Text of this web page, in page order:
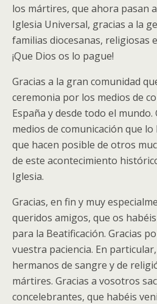
los mártires, que ahora pasan
Iglesia Universal, gracias a la
familias diocesanas, religiosas
¡Que Dios os lo pague!
Gracias a la gran comunidad
ceremonia por los medios de
España y desde todo el
medios de comunicación que
que hacen posible de otros
de este acontecimiento
Iglesia.
Gracias, en fin y muy
queridos amigos, que os
para la Beatificación. Gracias
vuestra paciencia. En
hermanos de sangre y de
mártires. Gracias a vosotros
concelebrantes, que habéis